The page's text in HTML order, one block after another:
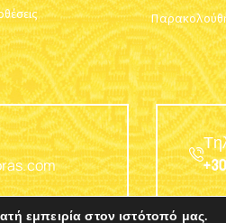
εμπειρία στον ιστότοπό μας.